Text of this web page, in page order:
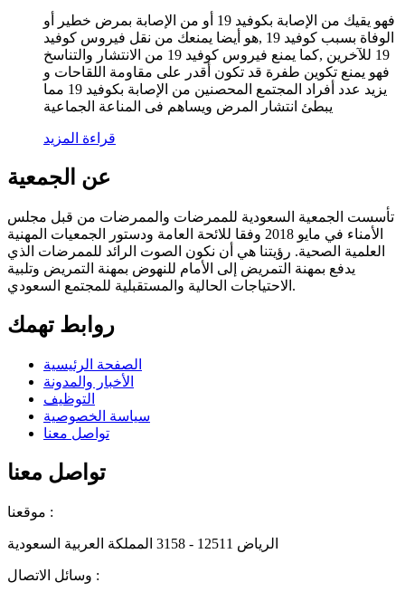
فهو يقيك من الإصابة بكوفيد 19 أو من الإصابة بمرض خطير أو
الوفاة بسبب كوفيد 19 ,هو أيضا يمنعك من نقل فيروس كوفيد
19 للآخرين ,كما يمنع فيروس كوفيد 19 من الانتشار والتناسخ
فهو يمنع تكوين طفرة قد تكون أقدر على مقاومة اللقاحات و
يزيد عدد أفراد المجتمع المحصنين من الإصابة بكوفيد 19 مما
يبطئ انتشار المرض ويساهم فى المناعة الجماعية
قراءة المزيد
عن الجمعية
تأسست الجمعية السعودية للممرضات والممرضات من قبل مجلس
الأمناء في مايو 2018 وفقا للائحة العامة ودستور الجمعيات المهنية
العلمية الصحية. رؤيتنا هي أن نكون الصوت الرائد للممرضات الذي
يدفع بمهنة التمريض إلى الأمام للنهوض بمهنة التمريض وتلبية
الاحتياجات الحالية والمستقبلية للمجتمع السعودي.
روابط تهمك
الصفحة الرئيسية
الأخبار والمدونة
التوظيف
سياسة الخصوصية
تواصل معنا
تواصل معنا
موقعنا :
الرياض 12511 - 3158 المملكة العربية السعودية
وسائل الاتصال :